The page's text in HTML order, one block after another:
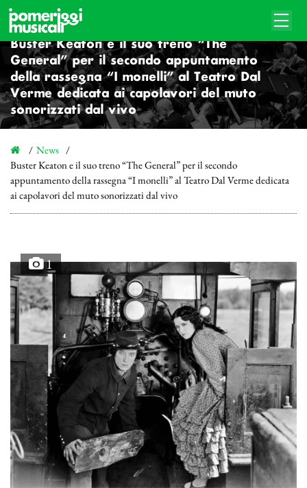
Buster Keaton e il suo treno “The
General” per il secondo appuntamento
della rassegna “I monelli” al Teatro Dal
Verme dedicata ai capolavori del muto
sonorizzati dal vivo
News
Buster Keaton e il suo treno “The General” per il secondo
appuntamento della rassegna “I monelli” al Teatro Dal Verme dedicata
ai capolavori del muto sonorizzati dal vivo
1